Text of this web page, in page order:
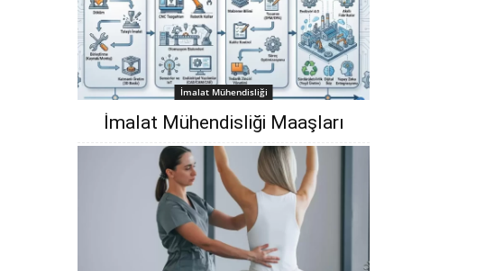
İmalat Mühendisliği
İmalat Mühendisliği Maaşları